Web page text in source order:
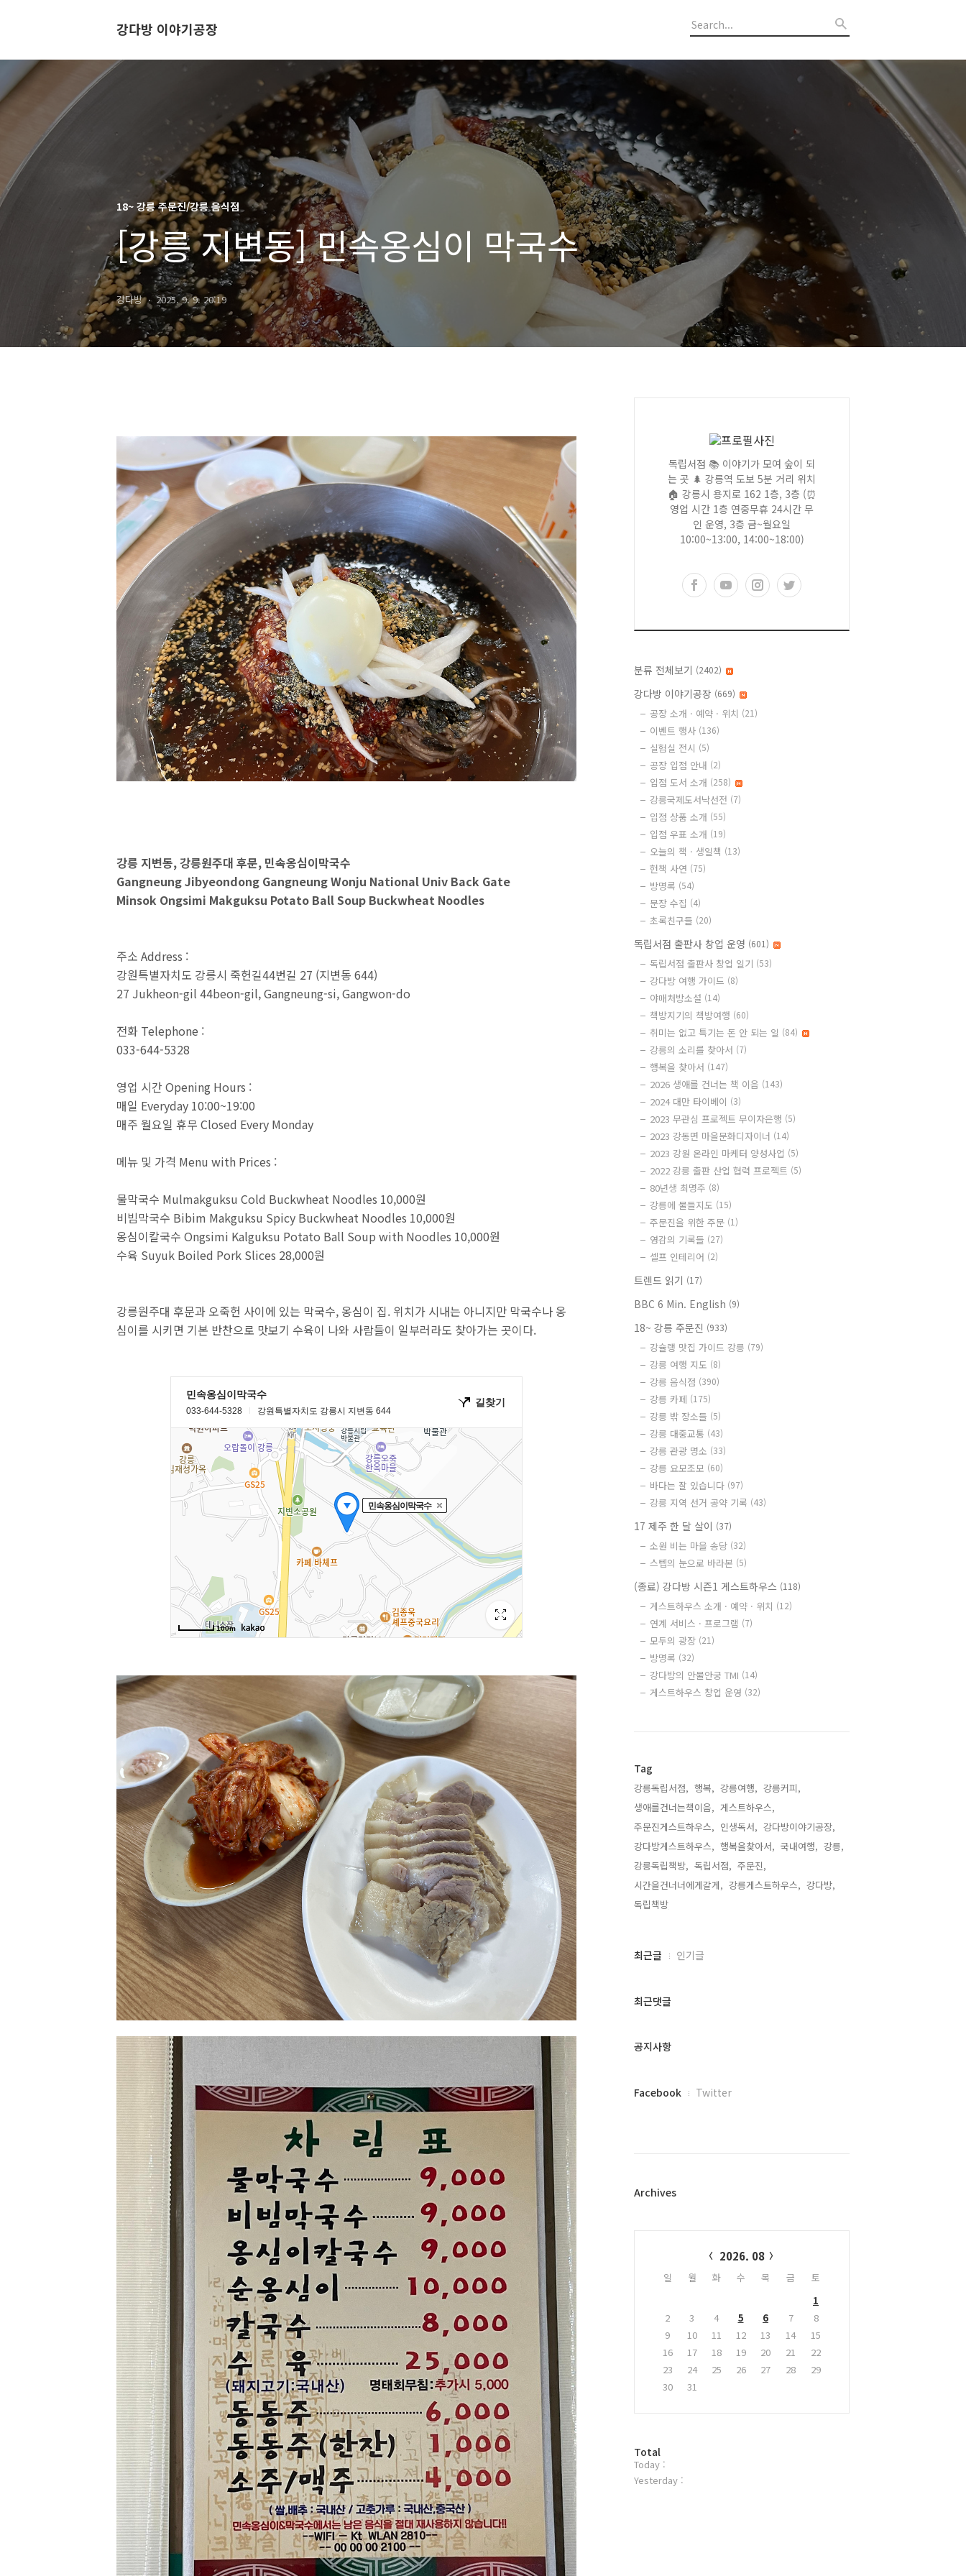
강다방 이야기공장
18~ 강릉 주문진/강릉 음식점
[강릉 지변동] 민속옹심이 막국수
강다방 2025. 9. 9. 20:19
강릉 지변동, 강릉원주대 후문, 민속옹심이막국수
Gangneung Jibyeondong Gangneung Wonju National Univ Back Gate
Minsok Ongsimi Makguksu Potato Ball Soup Buckwheat Noodles
주소 Address :
강원특별자치도 강릉시 죽헌길44번길 27 (지변동 644)
27 Jukheon-gil 44beon-gil, Gangneung-si, Gangwon-do
전화 Telephone :
033-644-5328
영업 시간 Opening Hours :
매일 Everyday 10:00~19:00
매주 월요일 휴무 Closed Every Monday
메뉴 및 가격 Menu with Prices :
물막국수 Mulmakguksu Cold Buckwheat Noodles 10,000원
비빔막국수 Bibim Makguksu Spicy Buckwheat Noodles 10,000원
옹심이칼국수 Ongsimi Kalguksu Potato Ball Soup with Noodles 10,000원
수육 Suyuk Boiled Pork Slices 28,000원
강릉원주대 후문과 오죽헌 사이에 있는 막국수, 옹심이 집. 위치가 시내는 아니지만 막국수나 옹
심이를 시키면 기본 반찬으로 맛보기 수육이 나와 사람들이 일부러라도 찾아가는 곳이다.
독립서점 📚 이야기가 모여 숲이 되
는 곳 🌲 강릉역 도보 5분 거리 위치
🏠 강릉시 용지로 162 1층, 3층 (⏰
영업 시간 1층 연중무휴 24시간 무
인 운영, 3층 금~월요일
10:00~13:00, 14:00~18:00)
분류 전체보기 (2402)
강다방 이야기공장 (669)
공장 소개 · 예약 · 위치 (21)
이벤트 행사 (136)
실험실 전시 (5)
공장 입점 안내 (2)
입점 도서 소개 (258)
강릉국제도서낙선전 (7)
입점 상품 소개 (55)
입점 우표 소개 (19)
오늘의 책 · 생일책 (13)
헌책 사연 (75)
방명록 (54)
문장 수집 (4)
초록친구들 (20)
독립서점 출판사 창업 운영 (601)
독립서점 출판사 창업 일기 (53)
강다방 여행 가이드 (8)
야매처방소설 (14)
책방지기의 책방여행 (60)
취미는 없고 특기는 돈 안 되는 일 (84)
강릉의 소리를 찾아서 (7)
행복을 찾아서 (147)
2026 생애를 건너는 책 이음 (143)
2024 대만 타이베이 (3)
2023 무관심 프로젝트 무이자은행 (5)
2023 강동면 마을문화디자이너 (14)
2023 강원 온라인 마케터 양성사업 (5)
2022 강릉 출판 산업 협력 프로젝트 (5)
80년생 최명주 (8)
강릉에 물들지도 (15)
주문진을 위한 주문 (1)
영감의 기록들 (27)
셀프 인테리어 (2)
트렌드 읽기 (17)
BBC 6 Min. English (9)
18~ 강릉 주문진 (933)
강슐랭 맛집 가이드 강릉 (79)
강릉 여행 지도 (8)
강릉 음식점 (390)
강릉 카페 (175)
강릉 밖 장소들 (5)
강릉 대중교통 (43)
강릉 관광 명소 (33)
강릉 요모조모 (60)
바다는 잘 있습니다 (97)
강릉 지역 선거 공약 기록 (43)
17 제주 한 달 살이 (37)
소원 비는 마을 송당 (32)
스텝의 눈으로 바라본 (5)
(종료) 강다방 시즌1 게스트하우스 (118)
게스트하우스 소개 · 예약 · 위치 (12)
연계 서비스 · 프로그램 (7)
모두의 광장 (21)
방명록 (32)
강다방의 안물안궁 TMI (14)
게스트하우스 창업 운영 (32)
Tag
강릉독립서점, 행복, 강릉여행, 강릉커피,
생애를건너는책이음, 게스트하우스,
주문진게스트하우스, 인생독서, 강다방이야기공장,
강다방게스트하우스, 행복을찾아서, 국내여행, 강릉,
강릉독립책방, 독립서점, 주문진,
시간을건너너에게갈게, 강릉게스트하우스, 강다방,
독립책방,
최
과
글
최근글 인기글
최근댓글
공지사항
페
플
Facebook Twitter
Archives
2026. 08
일 월 화 수 목 금
토
1
2
3 4 5 6 7
8
9
10 11 12 13 14
15
16
17 18 19 20 21
22
23
24 25 26 27 28
29
30
31
방
문
자
Total
Today :
Yesterday :